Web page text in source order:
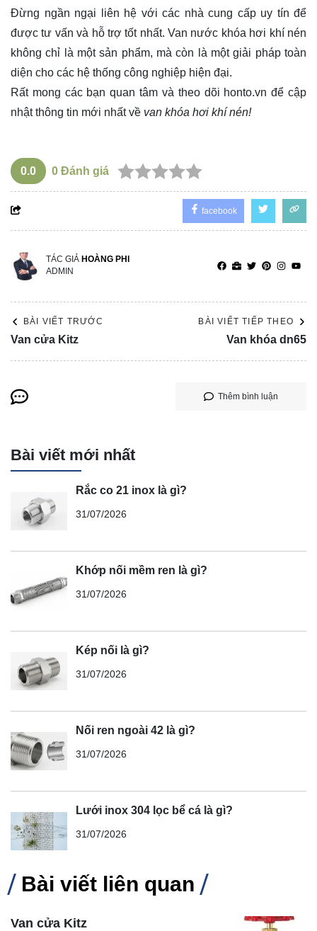
Đừng ngần ngại liên hệ với các nhà cung cấp uy tín để
được tư vấn và hỗ trợ tốt nhất. Van nước khóa hơi khí nén
không chỉ là một sản phẩm, mà còn là một giải pháp toàn
diện cho các hệ thống công nghiệp hiện đại.
Rất mong các bạn quan tâm và theo dõi honto.vn để cập
nhật thông tin mới nhất về van khóa hơi khí nén!
0.0 0 Đánh giá
facebook
TÁC GIẢ HOÀNG PHI
ADMIN
BÀI VIẾT TRƯỚC
Van cửa Kitz
BÀI VIẾT TIẾP THEO
Van khóa dn65
Thêm bình luận
Bài viết mới nhất
Rắc co 21 inox là gì?
31/07/2026
Khớp nối mềm ren là gì?
31/07/2026
Kép nối là gì?
31/07/2026
Nối ren ngoài 42 là gì?
31/07/2026
Lưới inox 304 lọc bể cá là gì?
31/07/2026
Bài viết liên quan
Van cửa Kitz